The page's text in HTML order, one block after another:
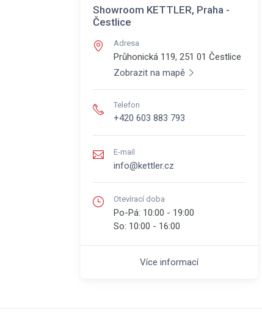
Showroom KETTLER, Praha -
Čestlice
Adresa
Průhonická 119, 251 01 Čestlice
Zobrazit na mapě
Telefon
+420 603 883 793
E-mail
info@kettler.cz
Otevírací doba
Po-Pá: 10:00 - 19:00
So: 10:00 - 16:00
Více informací